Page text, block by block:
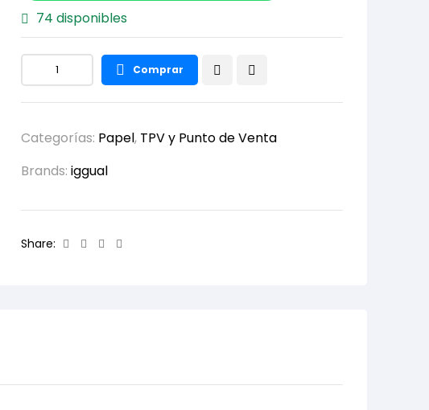
74 disponibles
Comprar
Categorías: Papel, TPV y Punto de Venta
Brands: iggual
Share: Facebook
TwitterLinkedin